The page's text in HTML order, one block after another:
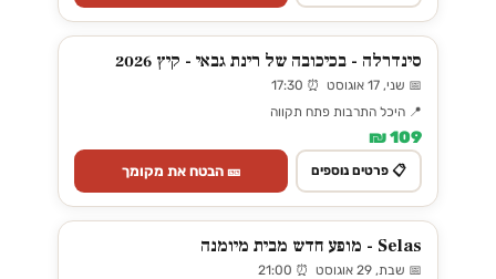
סינדרלה - בכיכובה של רינת גבאי - קיץ 2026
📅 שני, 17 אוגוסט ⏰ 17:30
📍 היכל התרבות פתח תקווה
109 ₪
📋 פרטים נוספים 🎫 הבטח את מקומך
Selas - מופע חדש מבית מיומנה
📅 שבת, 29 אוגוסט ⏰ 21:00